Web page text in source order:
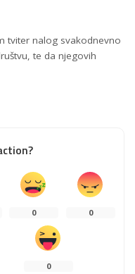
tviter nalog svakodnevno
te da njegovih
0 0
0